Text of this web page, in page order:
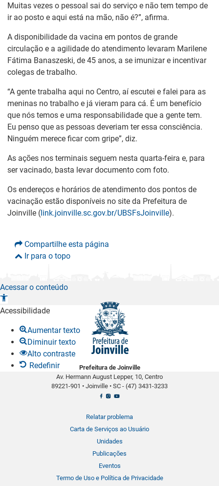
Muitas vezes o pessoal sai do serviço e não tem tempo de
ir ao posto e aqui está na mão, não é?”, afirma.
A disponibilidade da vacina em pontos de grande
circulação e a agilidade do atendimento levaram Marilene
Fátima Banaszeski, de 45 anos, a se imunizar e incentivar
colegas de trabalho.
“A gente trabalha aqui no Centro, aí escutei e falei para as
meninas no trabalho e já vieram para cá. É um benefício
que nós temos e uma responsabilidade que a gente tem.
Eu penso que as pessoas deveriam ter essa consciência.
Ninguém merece ficar com gripe”, diz.
As ações nos terminais seguem nesta quarta-feira e, para
ser vacinado, basta levar documento com foto.
Os endereços e horários de atendimento dos pontos de
vacinação estão disponíveis no site da Prefeitura de
Joinville (link.joinville.sc.gov.br/UBSFsJoinville).
Compartilhe esta página
Ir para o topo
Prefeitura de Joinville
Av. Hermann August Lepper, 10, Centro
89221-901 • Joinville • SC - (47) 3431-3233
Relatar problema
Carta de Serviços ao Usuário
Unidades
Publicações
Eventos
Termo de Uso e Política de Privacidade
Acessar o conteúdo
A
b
Acessibilidade
Aumentar texto
Diminuir texto
Alto contraste
Redefinir